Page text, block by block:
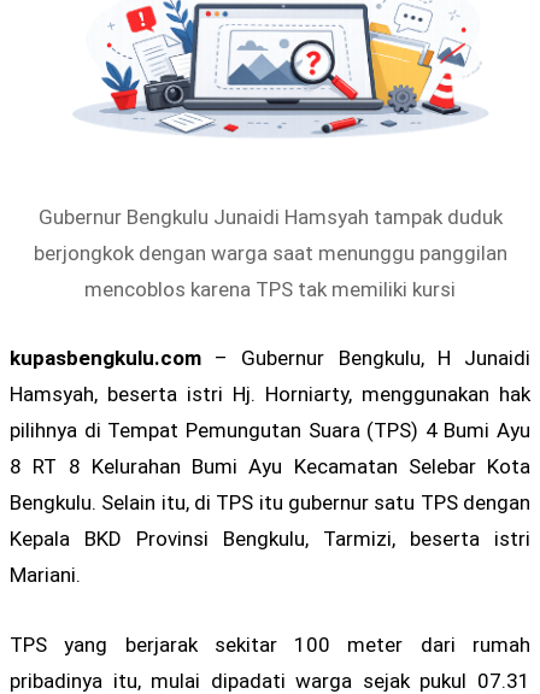
Gubernur Bengkulu Junaidi Hamsyah tampak duduk
berjongkok dengan warga saat menunggu panggilan
mencoblos karena TPS tak memiliki kursi
kupasbengkulu.com – Gubernur Bengkulu, H Junaidi
Hamsyah, beserta istri Hj. Horniarty, menggunakan hak
pilihnya di Tempat Pemungutan Suara (TPS) 4 Bumi Ayu
8 RT 8 Kelurahan Bumi Ayu Kecamatan Selebar Kota
Bengkulu. Selain itu, di TPS itu gubernur satu TPS dengan
Kepala BKD Provinsi Bengkulu, Tarmizi, beserta istri
Mariani.
TPS yang berjarak sekitar 100 meter dari rumah
pribadinya itu, mulai dipadati warga sejak pukul 07.31